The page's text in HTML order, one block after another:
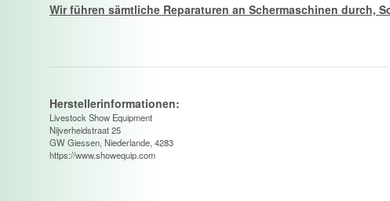
Wir führen sämtliche Reparaturen an Schermaschinen durch,
Herstellerinformationen:
Livestock Show Equipment
Nijverheidstraat 25
GW Giessen, Niederlande, 4283
https://www.showequip.com